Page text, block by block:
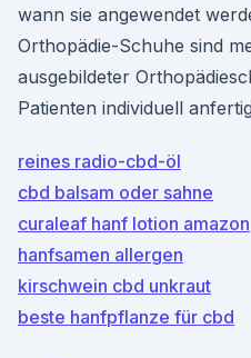
wann sie angewendet
Orthopädie-Schuhe sind
ausgebildeter
Patienten individuell
reines radio-cbd-öl
cbd balsam oder sahne
curaleaf hanf lotion amazon
hanfsamen allergen
kirschwein cbd unkraut
beste hanfpflanze für cbd